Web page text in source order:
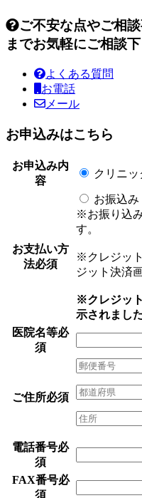
ご不安な点やご相
までお気軽にご相談下
よくある質問
お電話
メール
お申込みはこちら
お申込み内
容
クリニ
お支払い方
法必須
お振込み
※お振り込
す。
※クレジッ
ジット決済
※クレジッ
示されまし
医院名等必
須
ご住所必須
電話番号必
須
FAX番号必
須